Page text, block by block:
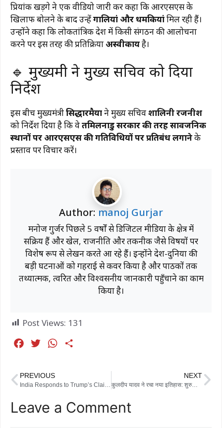
प्रियांक खड़गे ने एक वीडियो जारी कर कहा कि आरएसएस के
खिलाफ बोलने के बाद उन्हेंगालियां और धमकियांमिल रही हैं।
उन्होंने कहा कि लोकतांत्रिक देश में किसी संगठन की आलोचना
करने पर इस तरह की प्रतिक्रियाअस्वीकार्यहै।
🔹 मुख्यमंत्री ने मुख्य सचिव को दिया
निर्देश
इस बीच मुख्यमंत्रीसिद्धारमैयाने मुख्य सचिवशालिनी रजनीश
को निर्देश दिया है कि वेतमिलनाडु सरकार की तरह सार्वजनिक
स्थानों पर आरएसएस की गतिविधियों पर प्रतिबंध लगानेके
प्रस्ताव पर विचार करें।
Author: manoj Gurjar
मनोज गुर्जर पिछले 5 वर्षों से डिजिटल मीडिया के क्षेत्र में
सक्रिय हैं और खेल, राजनीति और तकनीक जैसे विषयों पर
विशेष रूप से लेखन करते आ रहे हैं। इन्होंने देश-दुनिया की
बड़ी घटनाओं को गहराई से कवर किया है और पाठकों तक
तथ्यात्मक, त्वरित और विश्वसनीय जानकारी पहुँचाने का काम
किया है।
Post Views: 131
e
o
t
e
W
t
A
r
PREVIOUS
India Responds to Trump’s Claim: ‘तेल-गैस आयात का निर्णय भारत अपने हितों को ध्यान में रखकर ही करेगा’ — विदेश मंत्रालय
NEXT
कुलदीप यादव ने रचा नया इतिहास: शुरुआती 15 टेस्ट में शेन वॉर्न से आगे निकले भारत के चाइनामैन स्टार
Leave a Comment